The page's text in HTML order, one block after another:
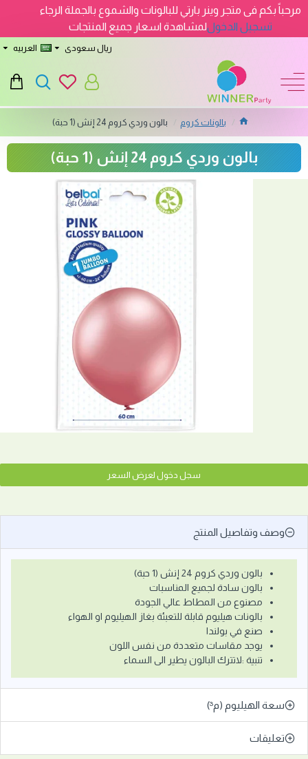
مرحباً بكم فى متجر وينر بارتي للبالونات والشموع بالجملة الرجاء
تسجيل الدخوللمشاهدة اسعار جميع المنتجات
ريال سعودى العربيه
بالونات كروم بالون وردي كروم 24 إنش (1 حبة)
بالون وردي كروم 24 إنش (1 حبة)
سجل دخول لعرض السعر
وصف وتفاصيل المنتج
بالون وردي كروم 24 إنش (1 حبة)
بالون سادة لجميع المناسبات
مصنوع من المطاط عالي الجودة
بالونات هيليوم قابلة للتعبئة بغاز الهيليوم او الهواء
صنع في بولندا
يوجد مقاسات متعددة من نفس اللون
تنبية :لاتترك البالون يطير الى السماء
سعة الهيليوم (م³)
تعليقات